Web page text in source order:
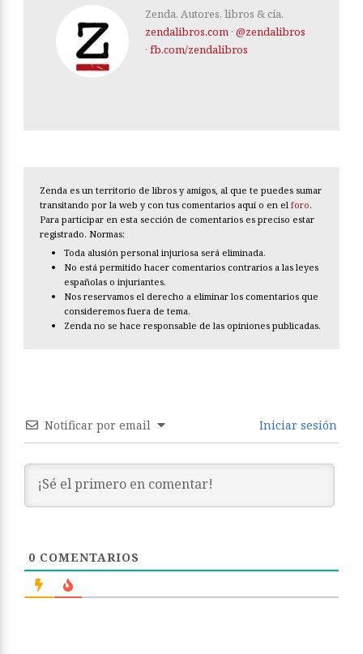
Zenda. Autores, libros & cía.
zendalibros.com · @zendalibros
· fb.com/zendalibros
Zenda es un territorio de libros y amigos, al que te puedes sumar
transitando por la web y con tus comentarios aquí o en el foro.
Para participar en esta sección de comentarios es preciso estar
registrado. Normas:
Toda alusión personal injuriosa será eliminada.
No está permitido hacer comentarios contrarios a las leyes
españolas o injuriantes.
Nos reservamos el derecho a eliminar los comentarios que
consideremos fuera de tema.
Zenda no se hace responsable de las opiniones publicadas.
Notificar por email Iniciar sesión
0 COMENTARIOS